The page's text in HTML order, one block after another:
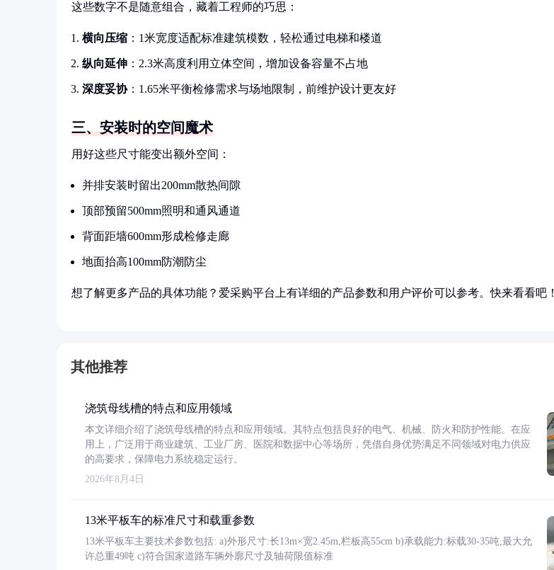
这些数字不是随意组合，藏着工程师的巧思：
横向压缩 ：1米宽度适配标准建筑模数，轻松通过电梯和楼道
纵向延伸 ：2.3米高度利用立体空间，增加设备容量不占地
深度妥协：1.65米平衡检修需求与场地限制，前维护设计更友好
三、安装时的空间魔术
用好这些尺寸能变出额外空间：
并排安装时留出200mm散热间隙
顶部预留500mm照明和通风通道
背面距墙600mm形成检修走廊
地面抬高100mm防潮防尘
想了解更多产品的具体功能？爱采购平台上有详细的产品参数和用户评价可以参考。快来看看吧！
其他推荐
浇筑母线槽的特点和应用领域
本文详细介绍了浇筑母线槽的特点和应用领域。其特点包括良好的电气、机械、防火和防护性能。在应
用上，广泛用于商业建筑、工业厂房、医院和数据中心等场所，凭借自身优势满足不同领域对电力供应
的高要求，保障电力系统稳定运行。
2026年8月4日
13米平板车的标准尺寸和载重参数
13米平板车主要技术参数包括: a)外形尺寸:长13m×宽2.45m,栏板高55cm b)承载能力:标载30-35吨,最大允
许总重49吨 c)符合国家道路车辆外廓尺寸及轴荷限值标准